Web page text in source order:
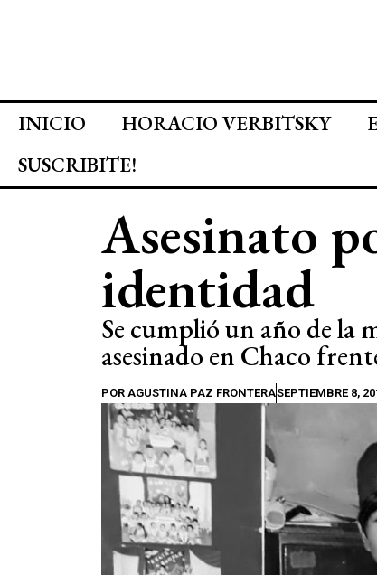
INICIO HORACIO VERBITSKY
SUSCRIBITE!
Asesinato
identidad
Se cumplió un año de la
asesinado en Chaco
POR AGUSTINA PAZ FRONTERASEPTIEMBRE 8,